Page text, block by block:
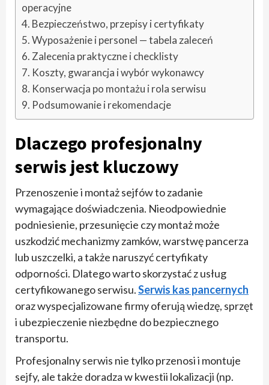
operacyjne
Bezpieczeństwo, przepisy i certyfikaty
Wyposażenie i personel — tabela zaleceń
Zalecenia praktyczne i checklisty
Koszty, gwarancja i wybór wykonawcy
Konserwacja po montażu i rola serwisu
Podsumowanie i rekomendacje
Dlaczego profesjonalny
serwis jest kluczowy
Przenoszenie i montaż sejfów to zadanie
wymagające doświadczenia. Nieodpowiednie
podniesienie, przesunięcie czy montaż może
uszkodzić mechanizmy zamków, warstwę pancerza
lub uszczelki, a także naruszyć certyfikaty
odporności. Dlatego warto skorzystać z usług
certyfikowanego serwisu.Serwis kas pancernych
oraz wyspecjalizowane firmy oferują wiedzę, sprzęt
i ubezpieczenie niezbędne do bezpiecznego
transportu.
Profesjonalny serwis nie tylko przenosi i montuje
sejfy, ale także doradza w kwestii lokalizacji (np.